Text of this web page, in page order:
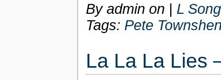
By admin on | L
Tags: Pete
La La La Lies